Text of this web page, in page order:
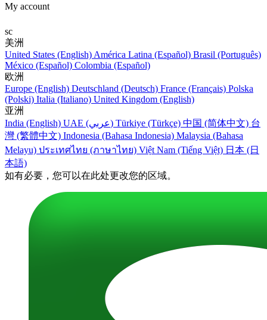
My account
sc
美洲
United States (English) América Latina (Español) Brasil (Português)
México (Español) Colombia (Español)
欧洲
Europe (English) Deutschland (Deutsch) France (Français) Polska
(Polski) Italia (Italiano) United Kingdom (English)
亚洲
India (English)
UAE (عربي) Türkiye (Türkçe) 中国 (简体中文) 台
灣 (繁體中文) Indonesia (Bahasa Indonesia) Malaysia (Bahasa
Melayu) ประเทศไทย (ภาษาไทย) Việt Nam (Tiếng Việt) 日本 (日
本語)
如有必要，您可以在此处更改您的区域。